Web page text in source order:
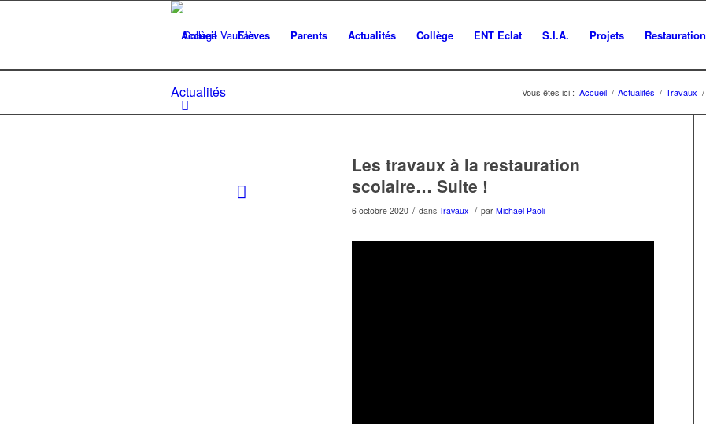
Accueil Elèves Parents Actualités Collège ENT Eclat S.I.A. Projets Restauration
Actualités Vous êtes ici : Accueil / Actualités / Travaux /
Les travaux à la restauration
scolaire… Suite !
6 octobre 2020 / dans Travaux / par Michael Paoli